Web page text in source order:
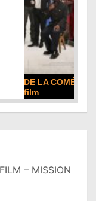
critique du
– MISSION